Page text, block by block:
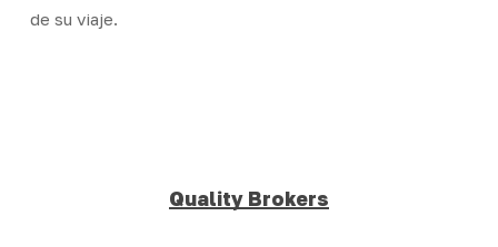
de su viaje.
Quality Brokers